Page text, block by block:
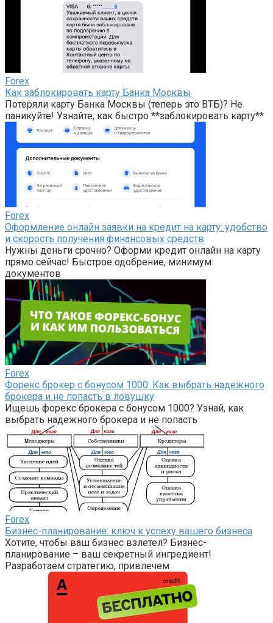
Forex
Как заблокировать карту Банка Москвы
Потеряли карту Банка Москвы (теперь это ВТБ)? Не
паникуйте! Узнайте, как быстро **заблокировать карту**
Forex
Оформление онлайн заявки на кредит на карту: удобство
и скорость получения финансовых средств
Нужны деньги срочно? Оформи кредит онлайн на карту
прямо сейчас! Быстрое одобрение, минимум
документов
Forex
Форекс брокер с бонусом 1000: Как выбрать надежного
брокера и не попасть в ловушку
Ищешь форекс брокера с бонусом 1000? Узнай, как
выбрать надежного брокера и не попасть
Forex
Бизнес-планирование: ключ к успеху вашего бизнеса
Хотите, чтобы ваш бизнес взлетел? Бизнес-
планирование – ваш секретный ингредиент!
Разработаем стратегию, привлечем